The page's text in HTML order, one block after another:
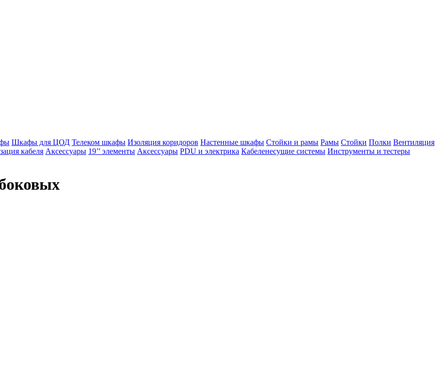
Шкафы для ЦОД Телеком шкафы Изоляция коридоров Настенные шкафы Стойки и рамы Рамы Стойки Полки Вентиляция
кабеля Аксессуары 19’’ элементы Аксессуары PDU и электрика Кабеленесущие системы Инструменты и тестеры